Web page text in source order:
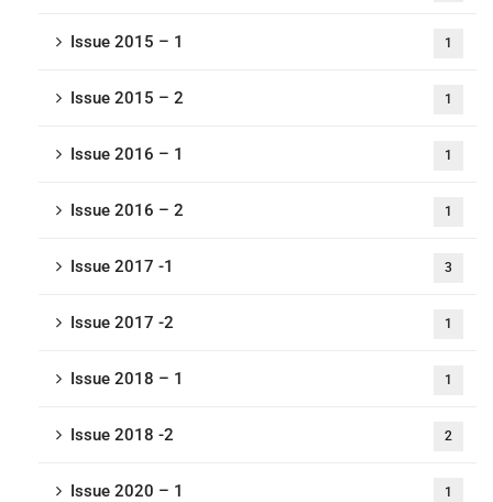
Issue 2015 – 1 1
Issue 2015 – 2 1
Issue 2016 – 1 1
Issue 2016 – 2 1
Issue 2017 -1 3
Issue 2017 -2 1
Issue 2018 – 1 1
Issue 2018 -2 2
Issue 2020 – 1 1